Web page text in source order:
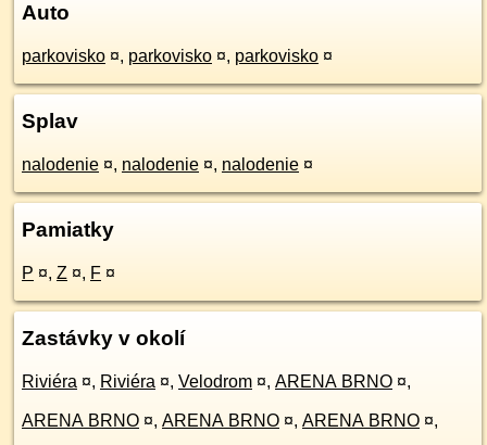
Auto
parkovisko ¤, parkovisko ¤, parkovisko ¤
Splav
nalodenie ¤, nalodenie ¤, nalodenie ¤
Pamiatky
P ¤, Z ¤, F ¤
Zastávky v okolí
Riviéra ¤, Riviéra ¤, Velodrom ¤, ARENA BRNO ¤,
ARENA BRNO ¤, ARENA BRNO ¤, ARENA BRNO ¤,